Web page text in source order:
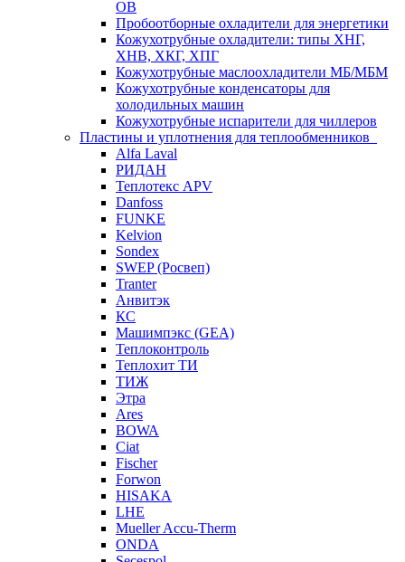
ОВ
Пробоотборные охладители для энергетики
Кожухотрубные охладители: типы ХНГ,
ХНВ, ХКГ, ХПГ
Кожухотрубные маслоохладители МБ/МБМ
Кожухотрубные конденсаторы для
холодильных машин
Кожухотрубные испарители для чиллеров
Пластины и уплотнения для теплообменников
Alfa Laval
РИДАН
Теплотекс APV
Danfoss
FUNKE
Kelvion
Sondex
SWEP (Росвеп)
Tranter
Анвитэк
КС
Машимпэкс (GEA)
Теплоконтроль
Теплохит ТИ
ТИЖ
Этра
Ares
BOWA
Ciat
Fischer
Forwon
HISAKA
LHE
Mueller Accu-Therm
ONDA